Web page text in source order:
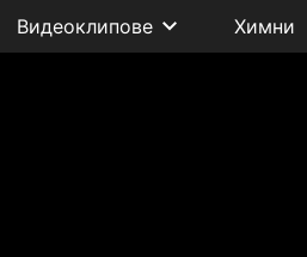
Видеоклипове Химни